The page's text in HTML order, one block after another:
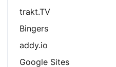
trakt.TV
Bingers
addy.io
Google Sites